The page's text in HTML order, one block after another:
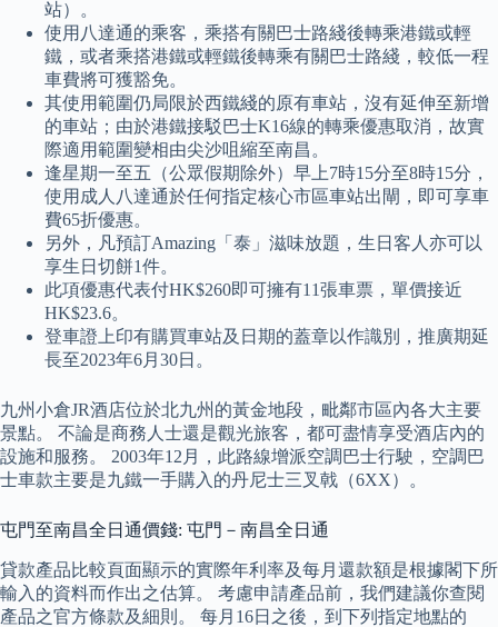
站）。
使用八達通的乘客，乘搭有關巴士路綫後轉乘港鐵或輕
鐵，或者乘搭港鐵或輕鐵後轉乘有關巴士路綫，較低一程
車費將可獲豁免。
其使用範圍仍局限於西鐵綫的原有車站，沒有延伸至新增
的車站；由於港鐵接駁巴士K16線的轉乘優惠取消，故實
際適用範圍變相由尖沙咀縮至南昌。
逢星期一至五（公眾假期除外）早上7時15分至8時15分，
使用成人八達通於任何指定核心市區車站出閘，即可享車
費65折優惠。
另外，凡預訂Amazing「泰」滋味放題，生日客人亦可以
享生日切餅1件。
此項優惠代表付HK$260即可擁有11張車票，單價接近
HK$23.6。
登車證上印有購買車站及日期的蓋章以作識別，推廣期延
長至2023年6月30日。
九州小倉JR酒店位於北九州的黃金地段，毗鄰市區內各大主要
景點。 不論是商務人士還是觀光旅客，都可盡情享受酒店內的
設施和服務。 2003年12月，此路線增派空調巴士行駛，空調巴
士車款主要是九鐵一手購入的丹尼士三叉戟（6XX）。
屯門至南昌全日通價錢: 屯門－南昌全日通
貸款產品比較頁面顯示的實際年利率及每月還款額是根據閣下所
輸入的資料而作出之估算。 考慮申請產品前，我們建議你查閱
產品之官方條款及細則。 每月16日之後，到下列指定地點的